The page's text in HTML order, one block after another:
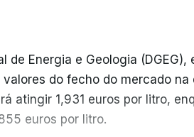
de Energia e Geologia (DGEG),
do fecho do mercado na
atingir 1,931 euros por litro,
euros por litro.